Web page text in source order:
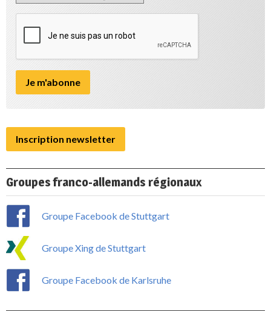
Inscription newsletter
Groupes franco-allemands régionaux
Groupe Facebook de Stuttgart
Groupe Xing de Stuttgart
Groupe Facebook de Karlsruhe